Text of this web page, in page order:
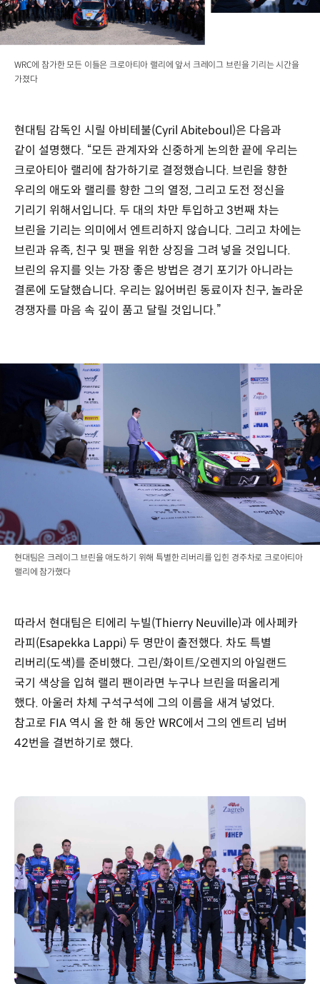
WRC에 참가한 모든 이들은 크로아티아 랠리에 앞서 크레이그 브린을 기리는 시간을
가졌다
현대팀 감독인 시릴 아비테불(Cyril Abiteboul)은 다음과
같이 설명했다. “모든 관계자와 신중하게 논의한 끝에 우리는
크로아티아 랠리에 참가하기로 결정했습니다. 브린을 향한
우리의 애도와 랠리를 향한 그의 열정, 그리고 도전 정신을
기리기 위해서입니다. 두 대의 차만 투입하고 3번째 차는
브린을 기리는 의미에서 엔트리하지 않습니다. 그리고 차에는
브린과 유족, 친구 및 팬을 위한 상징을 그려 넣을 것입니다.
브린의 유지를 잇는 가장 좋은 방법은 경기 포기가 아니라는
결론에 도달했습니다. 우리는 잃어버린 동료이자 친구, 놀라운
경쟁자를 마음 속 깊이 품고 달릴 것입니다.”
현대팀은 크레이그 브린을 애도하기 위해 특별한 리버리를 입힌 경주차로 크로아티아
랠리에 참가했다
따라서 현대팀은 티에리 누빌(Thierry Neuville)과 에사페카
라피(Esapekka Lappi) 두 명만이 출전했다. 차도 특별
리버리(도색)를 준비했다. 그린/화이트/오렌지의 아일랜드
국기 색상을 입혀 랠리 팬이라면 누구나 브린을 떠올리게
했다. 아울러 차체 구석구석에 그의 이름을 새겨 넣었다.
참고로 FIA 역시 올 한 해 동안 WRC에서 그의 엔트리 넘버
42번을 결번하기로 했다.